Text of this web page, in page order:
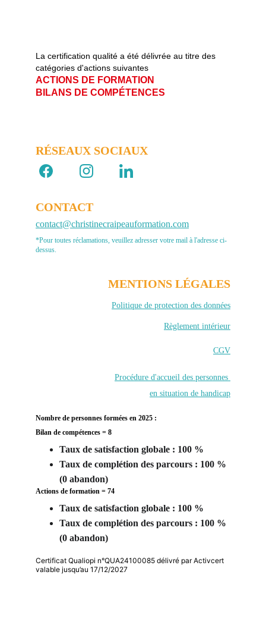
CONTACT
contact@christinecraipeauformation.com
RÉSEAUX SOCIAUX
Politique de protection des données
MENTIONS LÉGALES
Règlement intérieur
CGV
Procédure d'accueil des personnes
en situation de handicap
*Pour toutes réclamations, veuillez adresser votre mail à l'adresse ci-
dessus.
La certification qualité a été délivrée au titre des
catégories d'actions suivantes
ACTIONS DE FORMATION
BILANS DE COMPÉTENCES
Nombre de personnes formées en 2025 :
Bilan de compétences = 8
Taux de satisfaction globale : 100 %
Taux de complétion des parcours : 100 %
(0 abandon)
Actions de formation = 74
Taux de satisfaction globale : 100 %
Taux de complétion des parcours : 100 %
(0 abandon)
Certificat Qualiopi n°QUA24100085 délivré par Activcert
valable jusqu’au 17/12/2027